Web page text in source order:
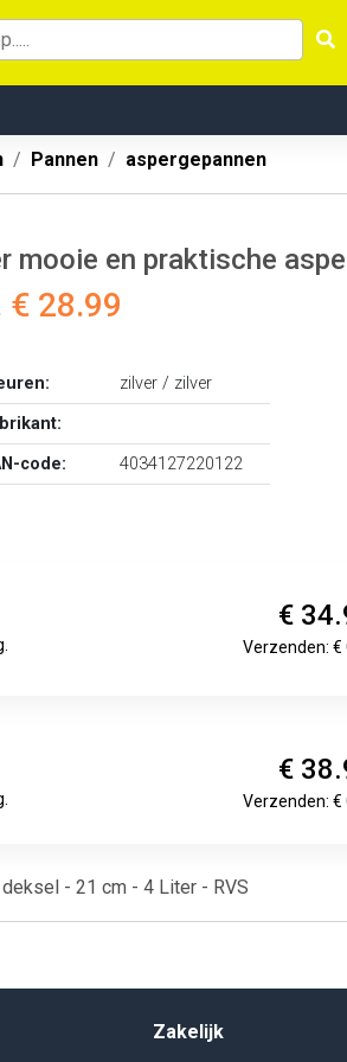
Pannen aspergepannen
mooie en praktische
€ 28.99
zilver / zilver
code:
4034127220122
€
Verzenden: €
€
Verzenden: €
- 21 cm - 4 Liter - RVS
Zakelijk